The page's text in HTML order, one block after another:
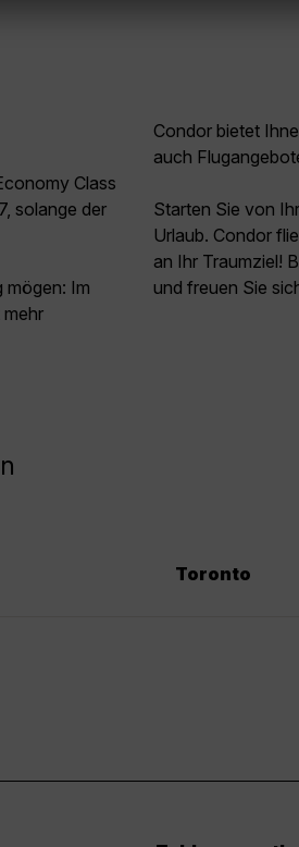
Class
solange der
mögen: Im
Condor bietet
auch
Starten Sie von
Urlaub. Condor
an Ihr Traumziel!
und freuen Sie
Toronto